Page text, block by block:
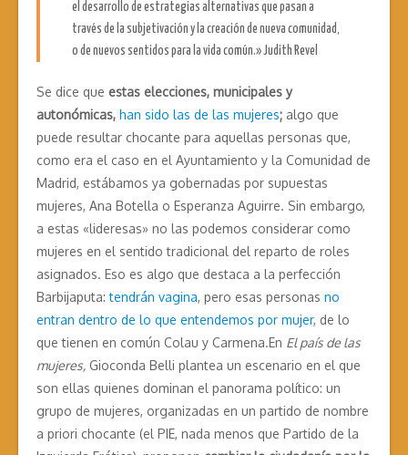
el desarrollo de estrategias alternativas que pasan a
través de la subjetivación y la creación de nueva comunidad,
o de nuevos sentidos para la vida común.» Judith Revel
Se dice que estas elecciones, municipales y
autonómicas, han sido las de las mujeres; algo que
puede resultar chocante para aquellas personas que,
como era el caso en el Ayuntamiento y la Comunidad de
Madrid, estábamos ya gobernadas por supuestas
mujeres, Ana Botella o Esperanza Aguirre. Sin embargo,
a estas «lideresas» no las podemos considerar como
mujeres en el sentido tradicional del reparto de roles
asignados. Eso es algo que destaca a la perfección
Barbijaputa:tendrán vagina, pero esas personas no
entran dentro de lo que entendemos por mujer, de lo
que tienen en común Colau y Carmena.En El país de las
mujeres, Gioconda Belli plantea un escenario en el que
son ellas quienes dominan el panorama político: un
grupo de mujeres, organizadas en un partido de nombre
a priori chocante (el PIE, nada menos que Partido de la